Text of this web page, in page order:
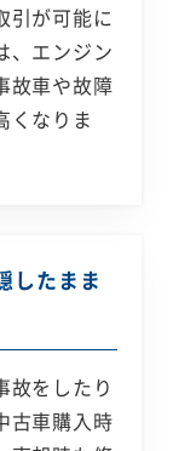
引が可能に
、エンジン
故車や故障
くなりま
したまま
故をしたり
古車購入時